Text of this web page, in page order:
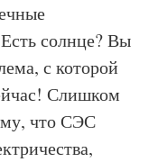
солнце? Вы
с которой
Слишком
что СЭС